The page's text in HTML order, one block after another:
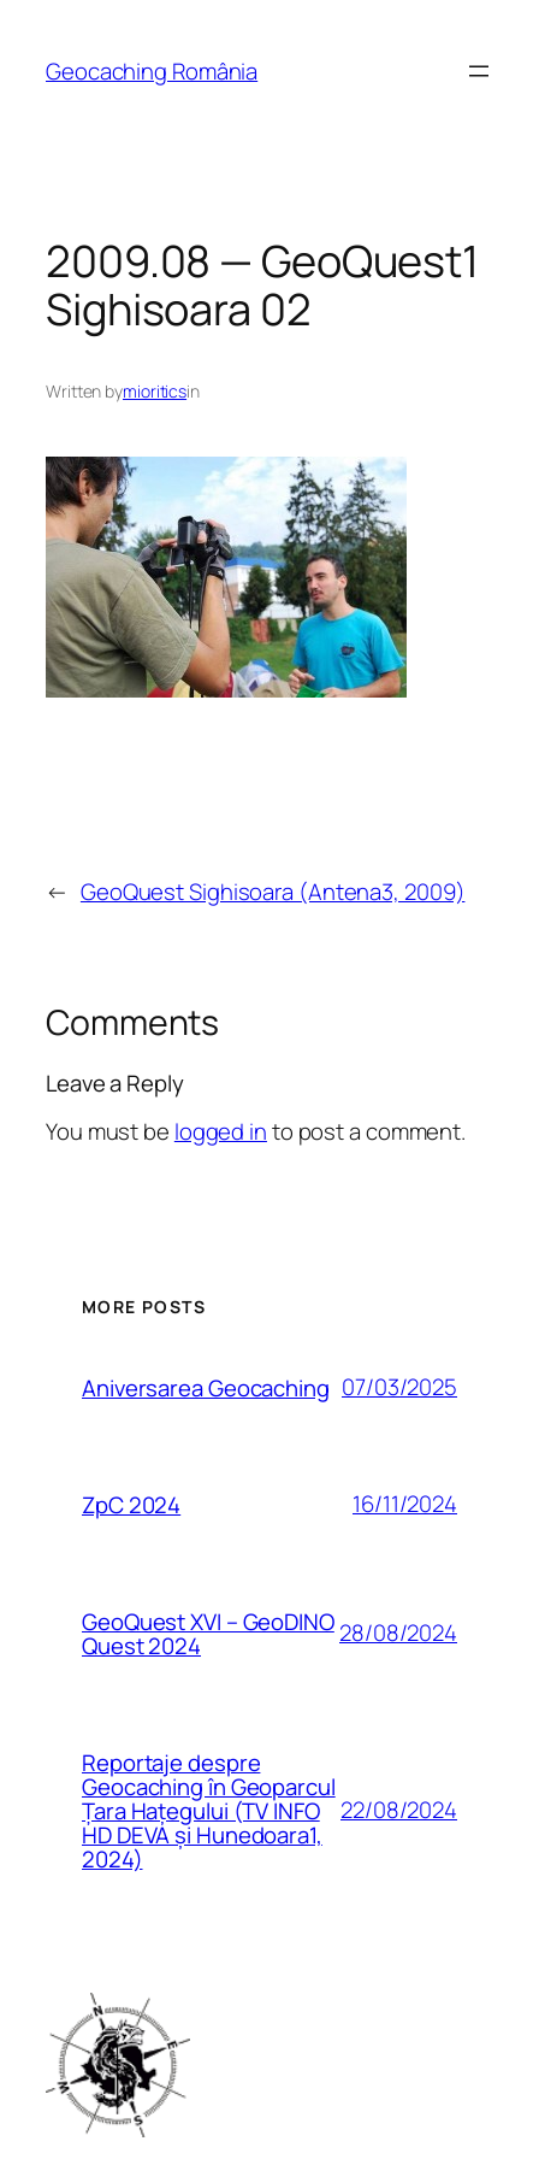
content
Geocaching România
2009.08 — GeoQuest1
Sighisoara 02
Written bymioriticsin
← GeoQuest Sighisoara (Antena3, 2009)
Comments
Leave a Reply
You must be logged into post a comment.
MORE POSTS
Aniversarea Geocaching 07/03/2025
ZpC 2024 16/11/2024
GeoQuest XVI – GeoDINO
Quest 2024 28/08/2024
Reportaje despre
Geocaching în Geoparcul
Țara Hațegului (TV INFO
HD DEVA și Hunedoara1,
2024)
22/08/2024